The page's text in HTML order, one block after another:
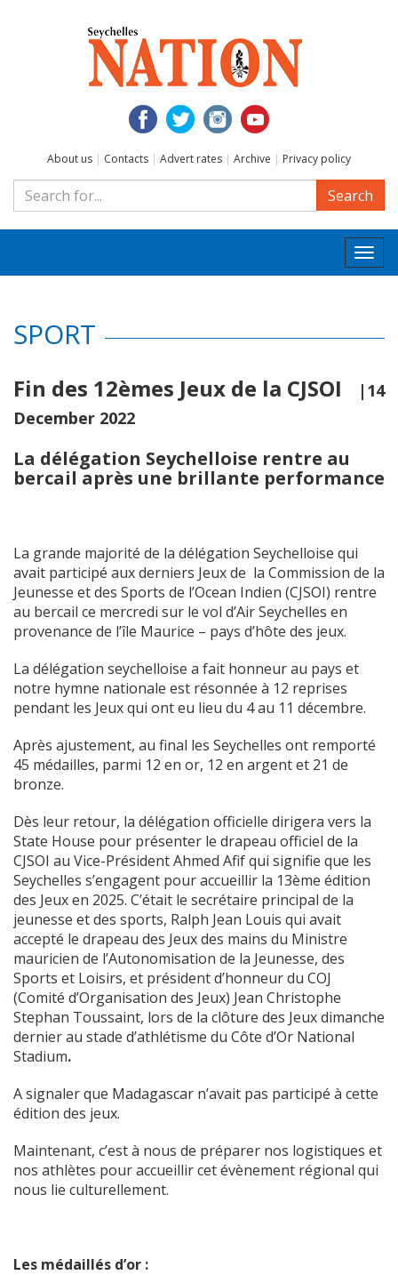
About us | Contacts | Advert rates | Archive | Privacy policy
Search
SPORT
Fin des 12èmes Jeux de la CJSOI
|14
December 2022
La délégation Seychelloise rentre au
bercail après une brillante performance
La grande majorité de la délégation Seychelloise qui
avait participé aux derniers Jeux de la Commission de la
Jeunesse et des Sports de l’Ocean Indien (CJSOI) rentre
au bercail ce mercredi sur le vol d’Air Seychelles en
provenance de l’île Maurice – pays d’hôte des jeux.
La délégation seychelloise a fait honneur au pays et
notre hymne nationale est résonnée à 12 reprises
pendant les Jeux qui ont eu lieu du 4 au 11 décembre.
Après ajustement, au final les Seychelles ont remporté
45 médailles, parmi 12 en or, 12 en argent et 21 de
bronze.
Dès leur retour, la délégation officielle dirigera vers la
State House pour présenter le drapeau officiel de la
CJSOI au Vice-Président Ahmed Afif qui signifie que les
Seychelles s’engagent pour accueillir la 13ème édition
des Jeux en 2025. C’était le secrétaire principal de la
jeunesse et des sports, Ralph Jean Louis qui avait
accepté le drapeau des Jeux des mains du Ministre
mauricien de l’Autonomisation de la Jeunesse, des
Sports et Loisirs, et président d’honneur du COJ
(Comité d’Organisation des Jeux) Jean Christophe
Stephan Toussaint, lors de la clôture des Jeux dimanche
dernier au stade d’athlétisme du Côte d’Or National
Stadium.
A signaler que Madagascar n’avait pas participé à cette
édition des jeux.
Maintenant, c’est à nous de préparer nos logistiques et
nos athlètes pour accueillir cet évènement régional qui
nous lie culturellement.
Les médaillés d’or :